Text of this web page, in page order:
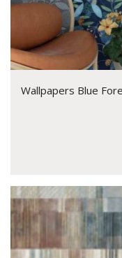
Wallpapers Blue